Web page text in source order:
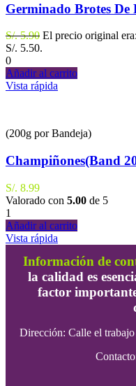
Germinado Brotes
S/.5.90 El precio original
S/. 5.50.
0
Añadir al carrito
Vista rápida
(200g por Bandeja)
Champiñones(Band
S/. 8.99
Valorado con 5.00 de 5
1
Añadir al carrito
Vista rápida
Información de
la calidad es
factor
Dirección: Calle el